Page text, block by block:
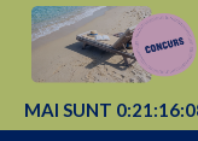
MAI SUNT 0:21:16: